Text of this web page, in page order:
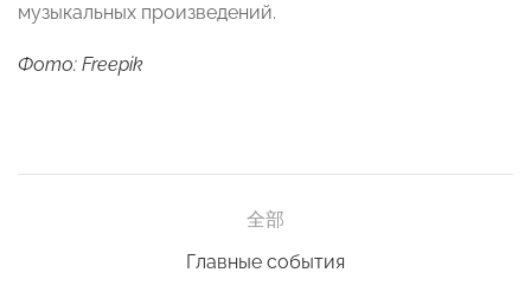
музыкальных произведений.
Фото: Freepik
全部
Главные события